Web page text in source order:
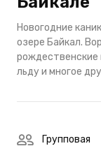
Новогодние
озере Байкал.
рождественские
льду и многое
Групповая